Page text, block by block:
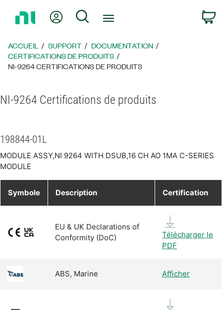
page
d’accueil
Mon compteRechercher
ACCUEIL SUPPORT
DOCUMENTATION
CERTIFICATIONS DE PRODUITS
NI-9264 CERTIFICATIONS DE PRODUITS
NI-9264 Certifications de produits
198844-01L
MODULE ASSY,NI 9264 WITH DSUB,16 CH AO 1MA C-SERIES
MODULE
Symbole Description Certification
EU & UK Declarations of
Conformity (DoC)
Télécharger le
PDF
ABS, Marine Afficher